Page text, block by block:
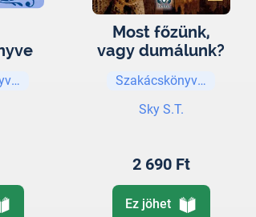
Most főzünk,
vagy dumálunk?
Szakácskönyvek
Sky S.T.
2 690 Ft
Ez jöhet